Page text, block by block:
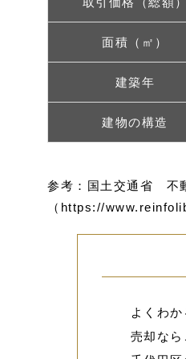
面積（㎡）
建築年
建物の構造
参考：国土交通省 不
（ https://
よくわ
売却な